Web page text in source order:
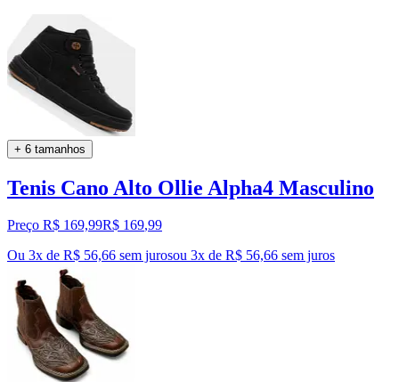
+ 6 tamanhos
Tenis Cano Alto Ollie Alpha4 Masculino
Preço R$ 169,99R$ 169,99
Ou 3x de R$ 56,66 sem jurosou 3x de R$ 56,66 sem juros